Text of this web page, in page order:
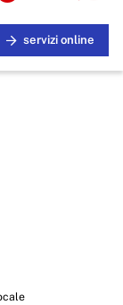
servizi online